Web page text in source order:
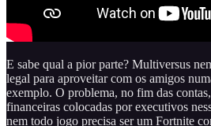
E sabe qual a pior parte? Multiversus
legal para aproveitar com os amigos
exemplo. O problema, no fim das
financeiras colocadas por executivos
nem todo jogo precisa ser um Fortnite